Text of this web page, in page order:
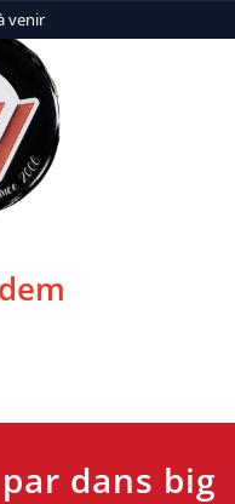
venir
dans big